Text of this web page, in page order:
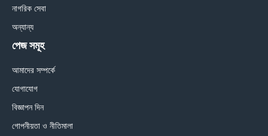
নাগরিক সেবা
অন্যান্য
পেজ সমূহ
আমাদের সম্পর্কে
যোগাযোগ
বিজ্ঞাপন দিন
গোপনীয়তা ও নীতিমালা